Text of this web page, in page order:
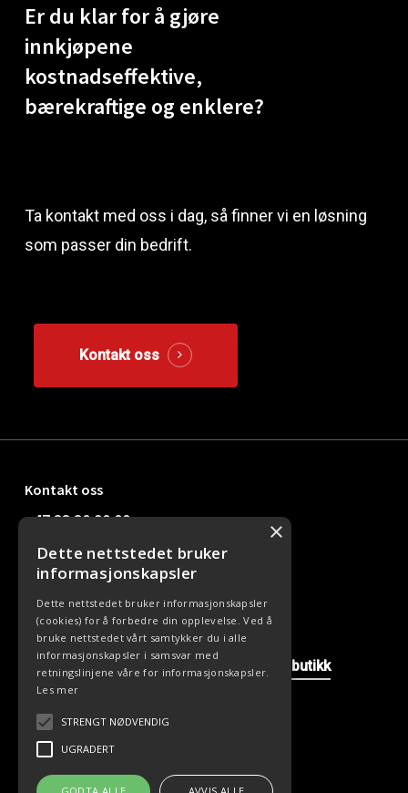
Erdu klarforå gjøre
innkjøpene
kostnadseffektive,
bærekraftige og enklere?
Ta kontakt med oss i dag, så finner vi en løsning
som passer din bedrift.
Kontakt oss
Kontakt oss
+47 33 30 90 00
kundesenter@office24.no
Nyttige linker
Våre avdelinger Kontakt oss Nettbutikk
×
Dette nettstedet bruker
informasjonskapsler
Dette nettstedet bruker informasjonskapsler
(cookies) for å forbedre din opplevelse. Ved å
bruke nettstedet vårt samtykker du i alle
informasjonskapsler i samsvar med
retningslinjene våre for informasjonskapsler.
Les mer
STRENGT NØDVENDIG
UGRADERT